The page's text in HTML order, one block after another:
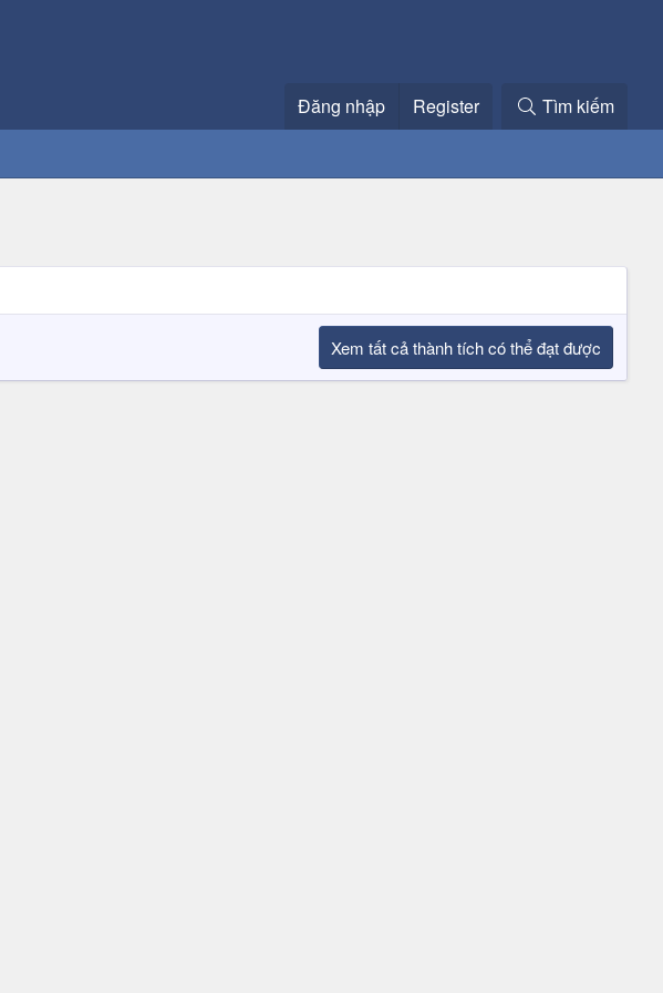
Đăng nhập Register Tìm kiếm
Xem tất cả thành tích có thể đạt được